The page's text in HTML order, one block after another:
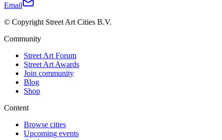
Email
© Copyright Street Art Cities B.V.
Community
Street Art Forum
Street Art Awards
Join community
Blog
Shop
Content
Browse cities
Upcoming events